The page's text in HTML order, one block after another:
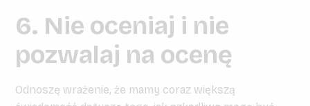
6. Nie oceniaj i nie
pozwalaj na ocenę
Odnoszę wrażenie, że mamy coraz większą